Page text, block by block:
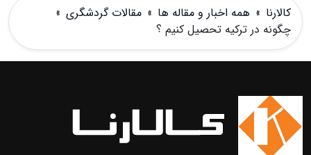
کالارنا » همه اخبار و مقاله ها » مقالات گردشگری »
چگونه در ترکیه تحصیل کنیم ؟